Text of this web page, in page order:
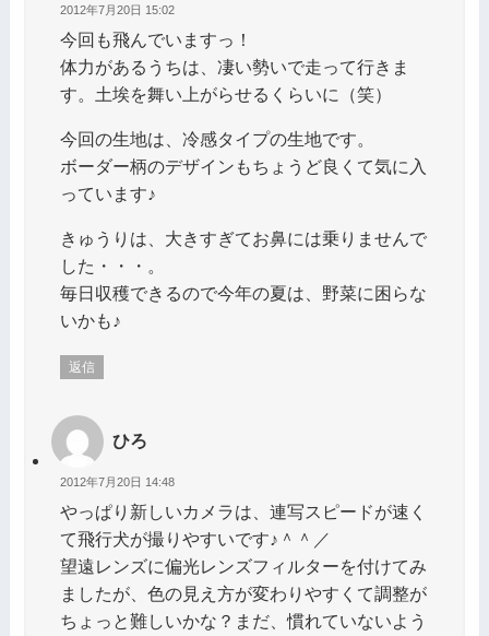
2012年7月20日 15:02
今回も飛んでいますっ！
体力があるうちは、凄い勢いで走って行きま
す。土埃を舞い上がらせるくらいに（笑）
今回の生地は、冷感タイプの生地です。
ボーダー柄のデザインもちょうど良くて気に入
っています♪
きゅうりは、大きすぎてお鼻には乗りませんで
した・・・。
毎日収穫できるので今年の夏は、野菜に困らな
いかも♪
返信
ひろ
2012年7月20日 14:48
やっぱり新しいカメラは、連写スピードが速く
て飛行犬が撮りやすいです♪＾＾／
望遠レンズに偏光レンズフィルターを付けてみ
ましたが、色の見え方が変わりやすくて調整が
ちょっと難しいかな？まだ、慣れていないよう